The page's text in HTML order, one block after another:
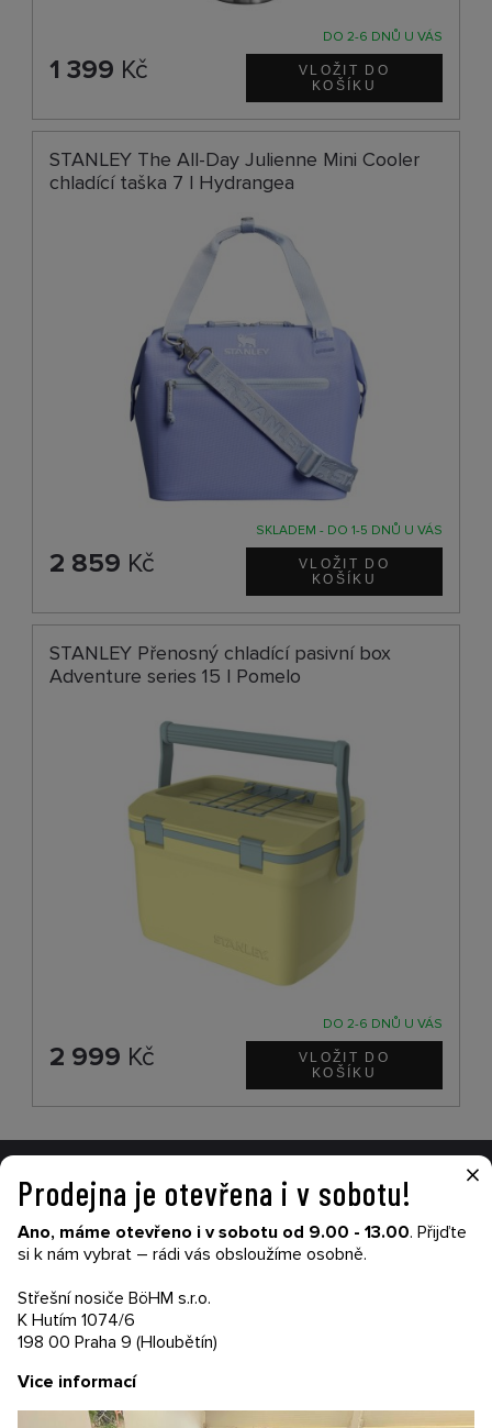
DO 2-6 DNŮ U VÁS
1 399 Kč
STANLEY The All-Day Julienne Mini Cooler
chladící taška 7 l Hydrangea
SKLADEM - DO 1-5 DNŮ U VÁS
2 859 Kč
STANLEY Přenosný chladící pasivní box
Adventure series 15 l Pomelo
DO 2-6 DNŮ U VÁS
2 999 Kč
VŠE O NÁKUPU
Garance nákupu
Obchodní podmínky
Kontakty
×
Prodejna je otevřena i v sobotu!
Ano, máme otevřeno i v sobotu od 9.00 - 13.00. Přijďte
si k nám vybrat – rádi vás obsloužíme osobně.
Střešní nosiče BöHM s.r.o.
K Hutím 1074/6
198 00 Praha 9 (Hloubětín)
Vice informací